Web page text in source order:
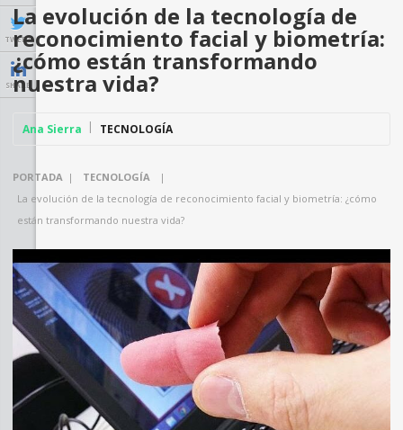
TWEET
SHARE
La evolución de la tecnología de
reconocimiento facial y biometría:
¿cómo están transformando
nuestra vida?
Ana Sierra TECNOLOGÍA
PORTADA | TECNOLOGÍA
|
La evolución de la tecnología de reconocimiento facial y biometría: ¿cómo
están transformando nuestra vida?